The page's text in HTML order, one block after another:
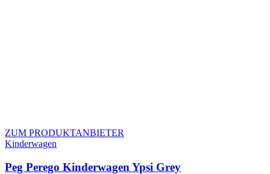
ZUM PRODUKTANBIETER
Kinderwagen
Peg Perego Kinderwagen Ypsi Grey